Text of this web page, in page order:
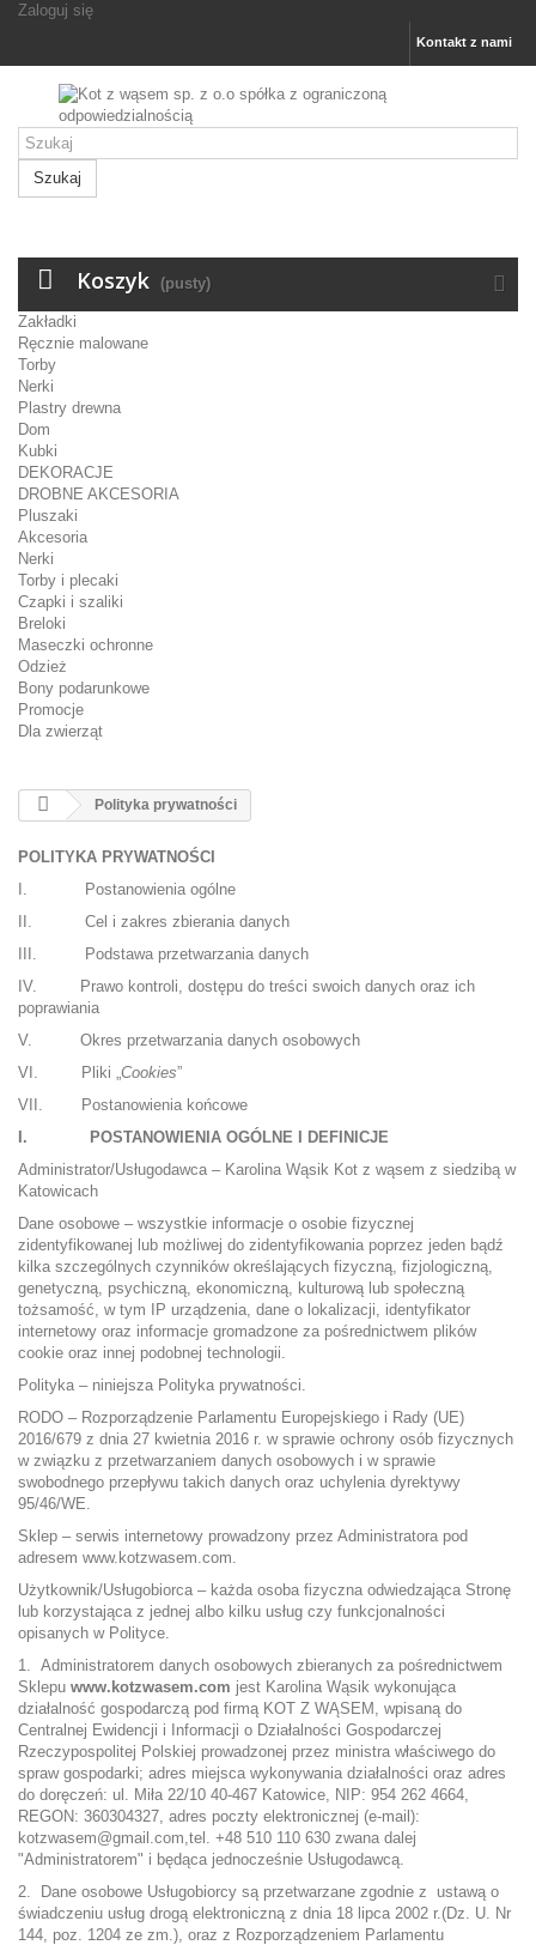
Zaloguj się
Kontakt z nami
Szukaj
Koszyk (pusty)
Zakładki
Ręcznie malowane
Torby
Nerki
Plastry drewna
Dom
Kubki
DEKORACJE
DROBNE AKCESORIA
Pluszaki
Akcesoria
Nerki
Torby i plecaki
Czapki i szaliki
Breloki
Maseczki ochronne
Odzież
Bony podarunkowe
Promocje
Dla zwierząt
Polityka prywatności
POLITYKA PRYWATNOŚCI
I. Postanowienia ogólne
II. Cel i zakres zbierania danych
III. Podstawa przetwarzania danych
IV. Prawo kontroli, dostępu do treści swoich danych oraz ich
poprawiania
V. Okres przetwarzania danych osobowych
VI. Pliki „Cookies”
VII. Postanowienia końcowe
I. POSTANOWIENIA OGÓLNE I DEFINICJE
Administrator/Usługodawca – Karolina Wąsik Kot z wąsem z siedzibą w
Katowicach
Dane osobowe – wszystkie informacje o osobie fizycznej
zidentyfikowanej lub możliwej do zidentyfikowania poprzez jeden bądź
kilka szczególnych czynników określających fizyczną, fizjologiczną,
genetyczną, psychiczną, ekonomiczną, kulturową lub społeczną
tożsamość, w tym IP urządzenia, dane o lokalizacji, identyfikator
internetowy oraz informacje gromadzone za pośrednictwem plików
cookie oraz innej podobnej technologii.
Polityka – niniejsza Polityka prywatności.
RODO – Rozporządzenie Parlamentu Europejskiego i Rady (UE)
2016/679 z dnia 27 kwietnia 2016 r. w sprawie ochrony osób fizycznych
w związku z przetwarzaniem danych osobowych i w sprawie
swobodnego przepływu takich danych oraz uchylenia dyrektywy
95/46/WE.
Sklep – serwis internetowy prowadzony przez Administratora pod
adresem www.kotzwasem.com.
Użytkownik/Usługobiorca – każda osoba fizyczna odwiedzająca Stronę
lub korzystająca z jednej albo kilku usług czy funkcjonalności
opisanych w Polityce.
1. Administratorem danych osobowych zbieranych za pośrednictwem
Sklepu www.kotzwasem.com jest Karolina Wąsik wykonująca
działalność gospodarczą pod firmą KOT Z WĄSEM, wpisaną do
Centralnej Ewidencji i Informacji o Działalności Gospodarczej
Rzeczypospolitej Polskiej prowadzonej przez ministra właściwego do
spraw gospodarki; adres miejsca wykonywania działalności oraz adres
do doręczeń: ul. Miła 22/10 40-467 Katowice, NIP: 954 262 4664,
REGON: 360304327, adres poczty elektronicznej (e-mail):
kotzwasem@gmail.com,tel. +48 510 110 630 zwana dalej
"Administratorem" i będąca jednocześnie Usługodawcą.
2. Dane osobowe Usługobiorcy są przetwarzane zgodnie z ustawą o
świadczeniu usług drogą elektroniczną z dnia 18 lipca 2002 r.(Dz. U. Nr
144, poz. 1204 ze zm.), oraz z Rozporządzeniem Parlamentu